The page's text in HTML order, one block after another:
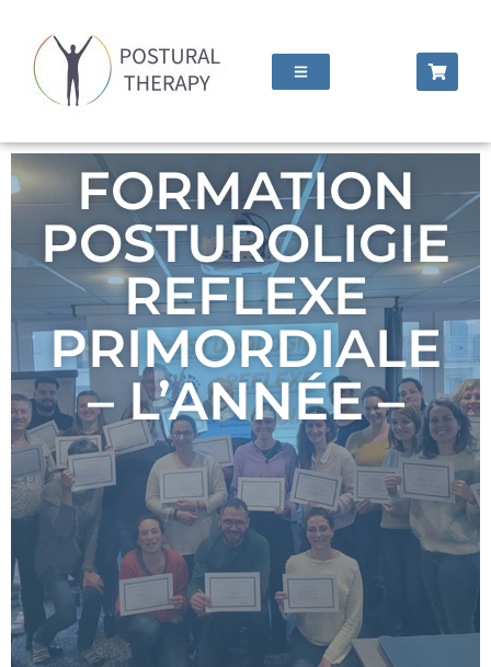
FORMATION
POSTUROLIGIE
REFLEXE
PRIMORDIALE
– L’ANNÉE –